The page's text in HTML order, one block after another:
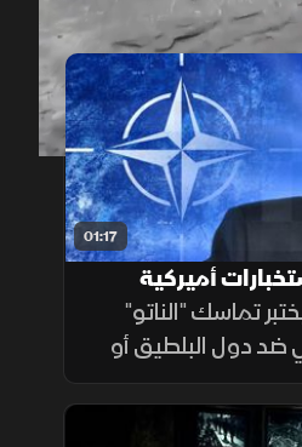
00:12/
01:17
أميركية
تماسك "الناتو"
ضد دول البلطيق أو
بولندا للتشكيك بالمادة الـ5، في حال فشله
بأوكرانيا خلال